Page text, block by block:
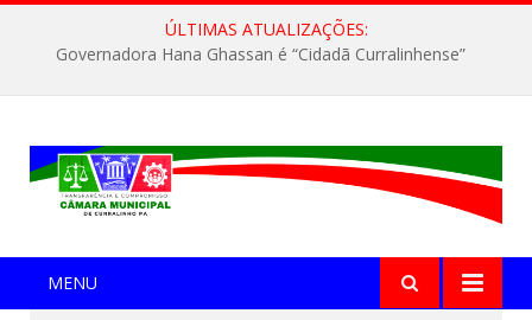
ÚLTIMAS ATUALIZAÇÕES:
Governadora Hana Ghassan é “Cidadã Curralinhense”
MENU